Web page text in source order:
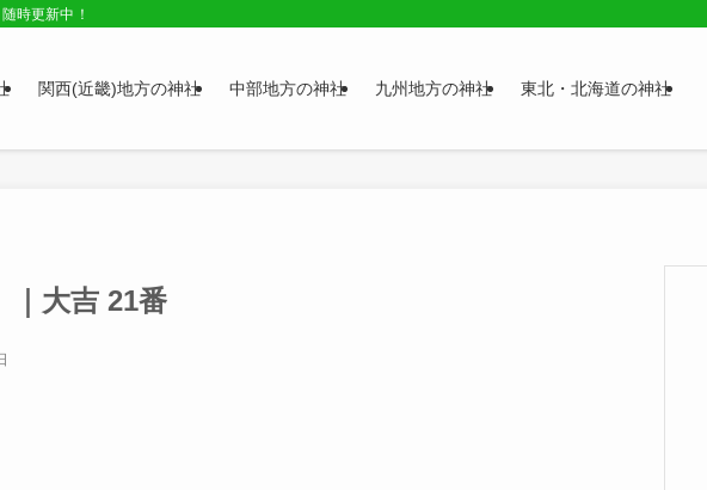
時更新中！
関西(近畿)地方の神社 中部地方の神社 九州地方の神社 東北・北海道の神社
｜大吉 21番